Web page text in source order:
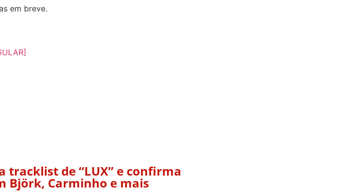
em breve.
tracklist de “LUX” e confirma
Björk, Carminho e mais